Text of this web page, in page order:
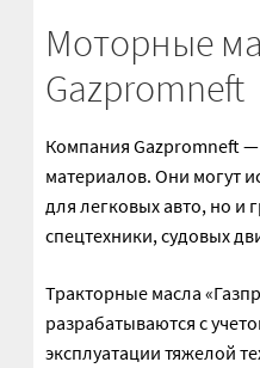
Прочие узлы для
Распределители
Рычаги АГУ
Трансмиссионное масло
Моторные
Gazpromneft
Компания Gazpromneft
материалов. Они могут
для легковых авто, но и
спецтехники, судовых
Тракторные масла
разрабатываются с
эксплуатации тяжелой